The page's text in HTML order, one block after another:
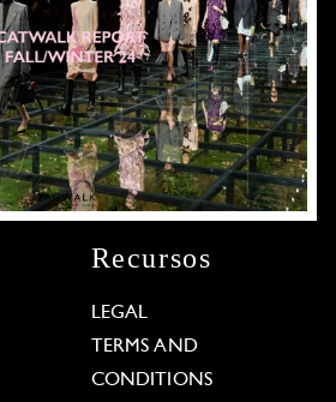
Recursos
LEGAL
TERMS AND
CONDITIONS